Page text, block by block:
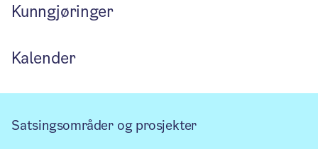
Kunngjøringer
Kalender
Satsingsområder og prosjekter